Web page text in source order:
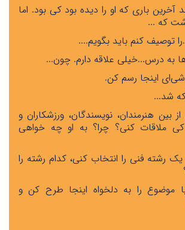
. اما
که ...
را توصیف کنم باید بگویم....
...خیلی علاقه دارم. چون...
.
...
بین هنرمندان، نویسندگان، ورزشکاران و
کی ملاقات کنی؟ چرا؟ به او چه خواهی
یک رشته فنی را انتخاب کنی، کدام رشته را
موضوع را به دلخواه اینجا طرح کن و